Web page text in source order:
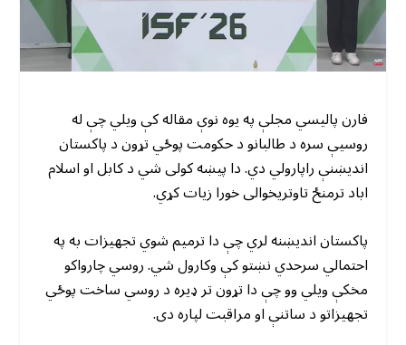
فارن پالیسي مجلې په یوه نوې مقاله کې ویلي چې له
روسیې سره د طالبانو د حکومت پوځي تړون د پاکستان
اندیښنې راپارولي دي. دا پیښه کولی شي د کابل او اسلام
اباد ترمنځ تاوتریخوالی خورا زیات کړي.
پاکستان اندیښنه لري چې دا ترمیم شوي تجهیزات به په
احتمالي سرحدي نښتو کې وکارول شي. روسي چارواکو
مخکې ویلي وو چې دا تړون تر ډیره د روسي ساخت پوځي
تجهیزاتو د ساتنې او مراقبت لپاره دی.